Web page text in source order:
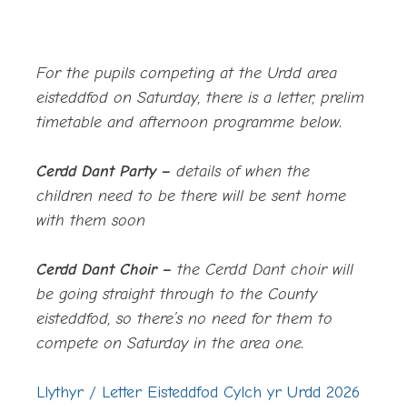
For the pupils competing at the Urdd area
eisteddfod on Saturday, there is a letter, prelim
timetable and afternoon programme below.
Cerdd Dant Party – details of when the
children need to be there will be sent home
with them soon
Cerdd Dant Choir – the Cerdd Dant choir will
be going straight through to the County
eisteddfod, so there’s no need for them to
compete on Saturday in the area one.
Llythyr / Letter Eisteddfod Cylch yr Urdd 2026